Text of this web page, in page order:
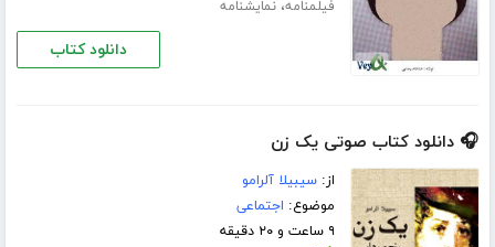
فیلمنامه،نمایشنامه
دانلود کتاب
🎧 دانلود کتاب صوتی یک زن
از:سیبیلا آلرامو
موضوع: اجتماعی
۹ ساعت و ۲۰ دقیقه